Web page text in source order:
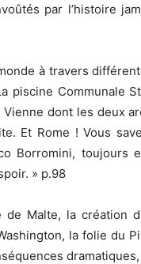
par l’histoire
à travers
piscine Communale
Vienne dont les deux
Et Rome ! Vous
Borromini,
» p.98
de Malte, la création
la folie du